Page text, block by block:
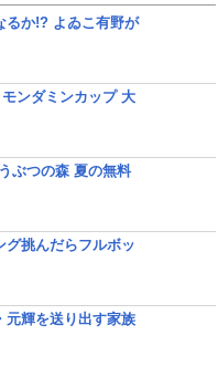
るか!? よゐこ有野が
モンダミンカップ 大
ぶつの森 夏の無料
グ挑んだらフルボッ
元輝を送り出す家族